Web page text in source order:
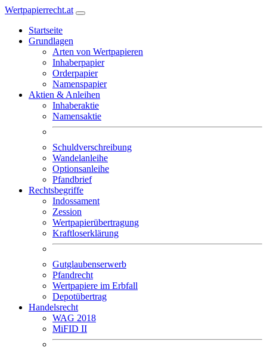
Wertpapierrecht.at
Startseite
Grundlagen
Arten von Wertpapieren
Inhaberpapier
Orderpapier
Namenspapier
Aktien & Anleihen
Inhaberaktie
Namensaktie
Schuldverschreibung
Wandelanleihe
Optionsanleihe
Pfandbrief
Rechtsbegriffe
Indossament
Zession
Wertpapierübertragung
Kraftloserklärung
Gutglaubenserwerb
Pfandrecht
Wertpapiere im Erbfall
Depotübertrag
Handelsrecht
WAG 2018
MiFID II